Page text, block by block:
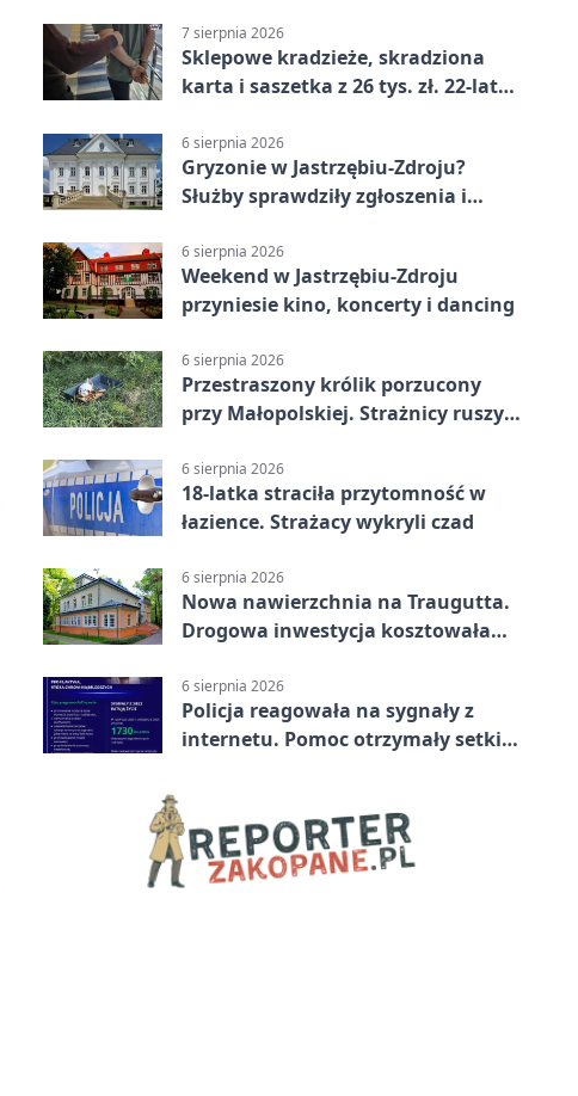
7 sierpnia 2026
Sklepowe kradzieże, skradziona
karta i saszetka z 26 tys. zł. 22-latek
6 sierpnia 2026
Gryzonie w Jastrzębiu-Zdroju?
Służby sprawdziły zgłoszenia i
6 sierpnia 2026
Weekend w Jastrzębiu-Zdroju
przyniesie kino, koncerty i dancing
6 sierpnia 2026
Przestraszony królik porzucony
przy Małopolskiej. Strażnicy ruszyli
6 sierpnia 2026
18-latka straciła przytomność w
łazience. Strażacy wykryli czad
6 sierpnia 2026
Nowa nawierzchnia na Traugutta.
Drogowa inwestycja kosztowała
6 sierpnia 2026
Policja reagowała na sygnały z
internetu. Pomoc otrzymały setki